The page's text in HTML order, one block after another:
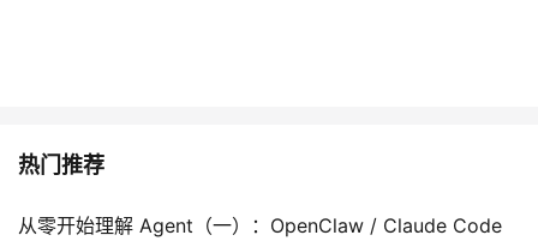
热门推荐
从零开始理解 Agent（一）：OpenClaw / Claude Code